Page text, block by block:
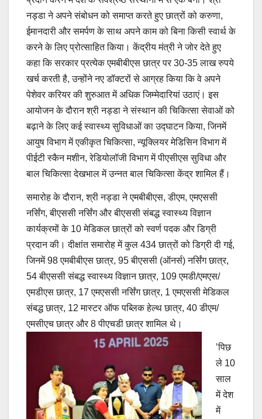
नड्डा ने अपने संबोधन को समाप्त करते हुए छात्रों को करुणा,
ईमानदारी और समर्पण के साथ अपने काम को बिना किसी स्वार्थ के
करने के लिए प्रोत्साहित किया। केंद्रीय मंत्री ने जोर देते हुए
कहा कि सरकार प्रत्येक एमबीबीएस छात्र पर 30-35 लाख रुपये
खर्च करती है, उन्होंने नए डॉक्टरों से आग्रह किया कि वे अपने
पेशेवर करियर की शुरुआत में अधिक जिम्मेदारियां उठाएं। इस
आयोजन के दौरान श्री नड्डा ने संस्थान की चिकित्सा सेवाओं को
बढ़ाने के लिए कई स्वास्थ्य सुविधाओं का उद्घाटन किया, जिनमें
आयुष विभाग में एकीकृत चिकित्सा, न्यूक्लियर मेडिसिन विभाग में
पीईटी स्कैन मशीन, रेडियोलॉजी विभाग में पीएसीएस सुविधा और
बाल चिकित्सा देखभाल में उन्नत बाल चिकित्सा केंद्र शामिल हैं।
समारोह के दौरान, श्री नड्डा ने एमबीबीएस, डीएम, एमएससी
नर्सिंग, बीएससी नर्सिंग और बीएससी संबद्ध स्वास्थ्य विज्ञान
कार्यक्रमों के 10 मेडिकल छात्रों को स्वर्ण पदक और डिग्री
प्रदान की। दीक्षांत समारोह में कुल 434 छात्रों को डिग्री दी गई,
जिनमें 98 एमबीबीएस छात्र, 95 बीएससी (ऑनर्स) नर्सिंग छात्र,
54 बीएससी संबद्ध स्वास्थ्य विज्ञान छात्र, 109 एमडी/एमएस/
एमडीएस छात्र, 17 एमएससी नर्सिंग छात्र, 1 एमएससी मेडिकल
संबद्ध छात्र, 12 मास्टर ऑफ पब्लिक हेल्थ छात्र, 40 डीएम/
एमसीएच छात्र और 8 पीएचडी छात्र शामिल थे।
’पिछ
ले 10
साल
में देश
में